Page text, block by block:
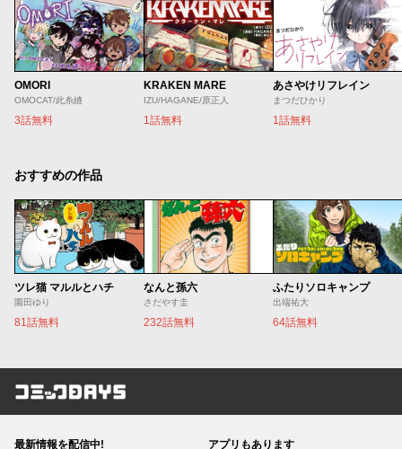
OMORI
OMOCAT/此糸縫
3話無料
KRAKEN MARE
IZU/HAGANE/原正人
1話無料
あさやけリフレイン
まつだひかり
1話無料
おすすめの作品
ツレ猫 マルルとハチ
園田ゆり
81話無料
なんと孫六
さだやす圭
232話無料
ふたりソロキャンプ
出端祐大
64話無料
コミックDAYS
最新情報を配信中! アプリもあります